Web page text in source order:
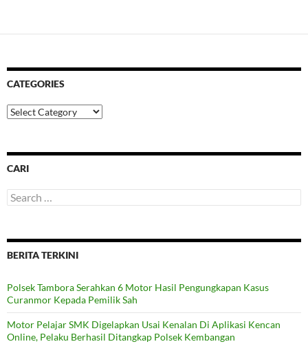
CATEGORIES
Categories
CARI
Search
for:
BERITA TERKINI
Polsek Tambora Serahkan 6 Motor Hasil Pengungkapan Kasus
Curanmor Kepada Pemilik Sah
Motor Pelajar SMK Digelapkan Usai Kenalan Di Aplikasi Kencan
Online, Pelaku Berhasil Ditangkap Polsek Kembangan